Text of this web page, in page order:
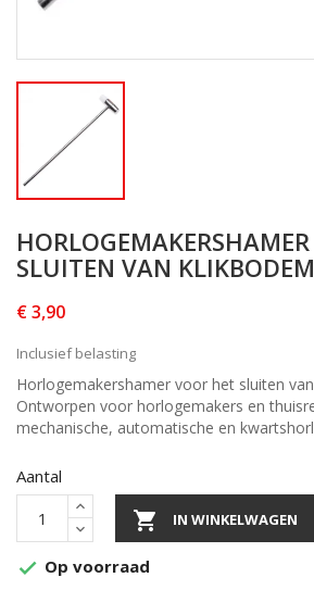
SLUITEN VAN
€ 3,90
Inclusief belasting
Horlogemakershamer voor het sluiten
Ontworpen voor horlogemakers en
mechanische, automatische en
Aantal
 IN WINKELWAGEN
 Op voorraad